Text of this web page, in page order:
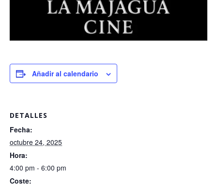
Añadir al calendario
DETALLES
Fecha:
octubre 24, 2025
Hora:
4:00 pm - 6:00 pm
Coste: